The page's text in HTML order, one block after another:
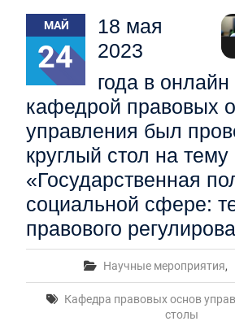
Вячеслав Никонов в программе
Первый канал, 27.07.2026.
Конкурсные списки лиц,
вступительные испытания в
М.В.Ломоносова в 2026 году по
конкурсу (ранжированные
Вячеслав Никонов в программе
Первый канал, 24.07.2026.
Вячеслав Никонов в программе
Первый канал, 06.08.2026.
МАЙ
24
18 мая
2023
года в
кафедрой правовых
управления был
круглый стол на тему
«Государственная
социальной сфере:
правового
Научные мероприятия,
Кафедра правовых основ
столы